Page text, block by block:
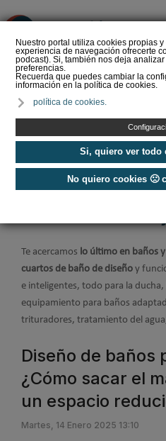
Nuestro portal utiliza cookies propias
experiencia de navegación ofrecerte
podcast). Si, también nos deja
preferencias.
Recuerda que puedes cambiar la
información en la política de cookies.
política de cookies.
Si, quiero ver todo
No quiero cookies 🙁
reclamo
360 by
Baño y agua / Sanitarios y
Te acercamos lo último en baños
cuartos de baño de diseño y
e inteligentes, todo para la
equipamiento para baños
trituradores, tratamiento del
Diseño de baños
¿Cómo sacar el
un espacio
Martes, 14 Enero 2025 13:10